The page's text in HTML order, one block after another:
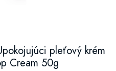
pleťový krém
Cream 50g